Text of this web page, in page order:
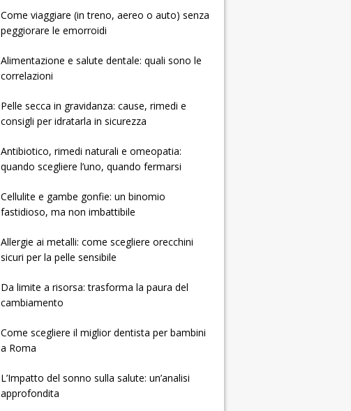
Come viaggiare (in treno, aereo o auto) senza
peggiorare le emorroidi
Alimentazione e salute dentale: quali sono le
correlazioni
Pelle secca in gravidanza: cause, rimedi e
consigli per idratarla in sicurezza
Antibiotico, rimedi naturali e omeopatia:
quando scegliere l’uno, quando fermarsi
Cellulite e gambe gonfie: un binomio
fastidioso, ma non imbattibile
Allergie ai metalli: come scegliere orecchini
sicuri per la pelle sensibile
Da limite a risorsa: trasforma la paura del
cambiamento
Come scegliere il miglior dentista per bambini
a Roma
L’Impatto del sonno sulla salute: un’analisi
approfondita